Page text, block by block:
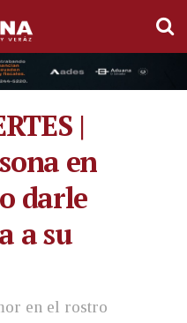
|
en
darle
a su
en el rostro